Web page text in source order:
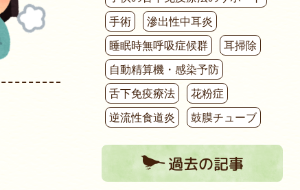
手術
滲出性中耳炎
睡眠時無呼吸症候群
耳掃除
自動精算機・感染予防
舌下免疫療法
花粉症
逆流性食道炎
鼓膜チューブ
過去の記事